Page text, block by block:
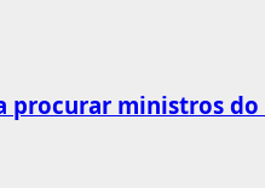
ministros do